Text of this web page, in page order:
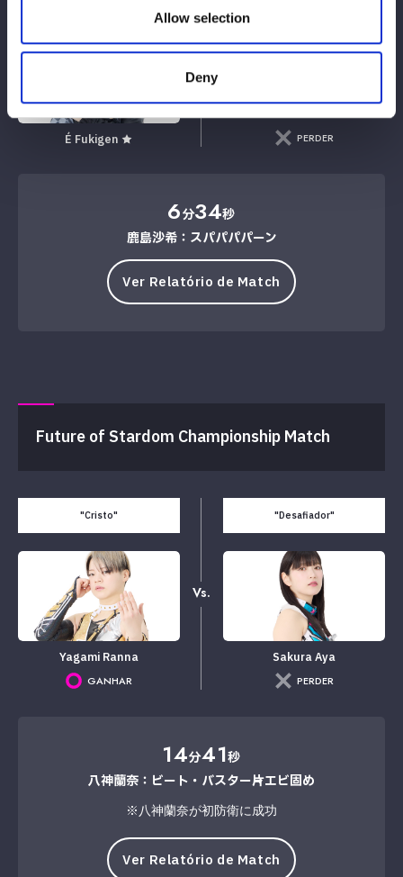
Allow selection
Deny
É Fukigen ★
Vs.
Furusawa Kian
PERDER
6分34秒
鹿島沙希：スパパパパーン
Ver Relatório de Match
Future of Stardom Championship Match
"Cristo"
Yagami Ranna
GANHAR
Vs.
"Desafiador"
Sakura Aya
PERDER
14分41秒
八神蘭奈：ビート・バスター→片エビ固め
※八神蘭奈が初防衛に成功
Ver Relatório de Match